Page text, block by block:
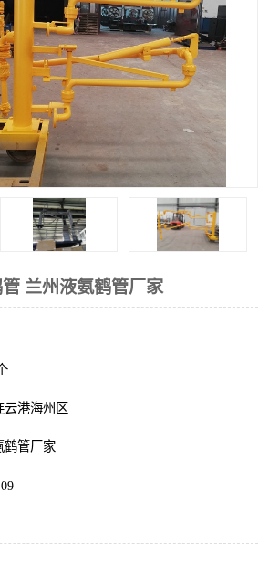
兰州液氨鹤管厂家
云港海州区
鹤管厂家